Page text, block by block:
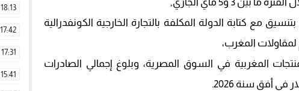
مع كتابة الدولة المكلفة بالتجارة الخارجية الكونفدرالية
لمقاولات المغرب،
المغربية في السوق المصرية، وبلوغ إجمالي الصادرات
18:13
17:42
17:31
15:41